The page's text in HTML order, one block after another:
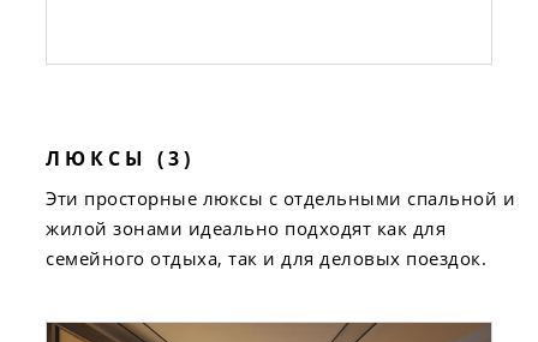
ЛЮКСЫ (3)
Эти просторные люксы с отдельными спальной и
жилой зонами идеально подходят как для
семейного отдыха, так и для деловых поездок.